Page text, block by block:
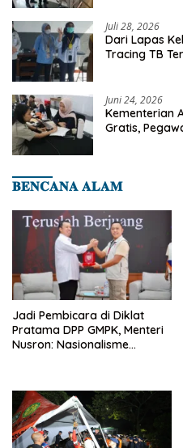
Juli 28, 2026
Dari Lapas
Tracing TB
Juni 24, 2026
Kementerian
Gratis,
𝐁𝐄𝐍𝐂𝐀𝐍𝐀 𝐀𝐋𝐀𝐌
Jadi Pembicara di Diklat
Pratama DPP GMPK, Menteri
Nusron: Nasionalisme